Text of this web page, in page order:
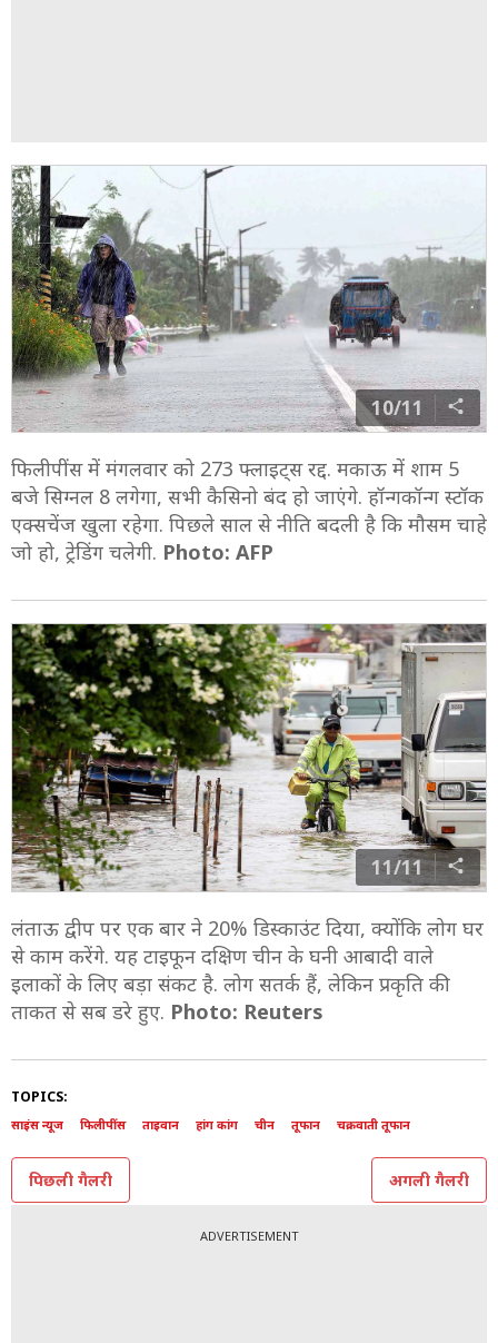
10/11
फिलीपींस में मंगलवार को 273 फ्लाइट्स रद्द. मकाऊ में शाम 5
बजे सिग्नल 8 लगेगा, सभी कैसिनो बंद हो जाएंगे. हॉन्गकॉन्ग स्टॉक
एक्सचेंज खुला रहेगा. पिछले साल से नीति बदली है कि मौसम चाहे
जो हो, ट्रेडिंग चलेगी. Photo: AFP
11/11
लंताऊ द्वीप पर एक बार ने 20% डिस्काउंट दिया, क्योंकि लोग घर
से काम करेंगे. यह टाइफून दक्षिण चीन के घनी आबादी वाले
इलाकों के लिए बड़ा संकट है. लोग सतर्क हैं, लेकिन प्रकृति की
ताकत से सब डरे हुए. Photo: Reuters
TOPICS:
साइंस न्यूज फिलीपींस ताइवान हांग कांग चीन तूफान चक्रवाती तूफान
पिछली गैलरी अगली गैलरी
ADVERTISEMENT